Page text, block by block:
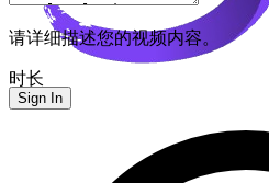
Sign In
请详细描述您的视频内容。
时长